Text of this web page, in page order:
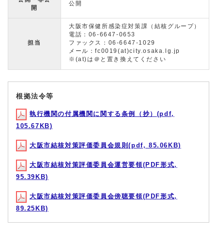
開
公開
担当
大阪市保健所感染症対策課（結核グループ）
電話：06-6647-0653
ファックス：06-6647-1029
メール：fc0019(at)city.osaka.lg.jp
※(at)は＠と置き換えてください
根拠法令等
執行機関の付属機関に関する条例（抄）(pdf,
105.67KB)
大阪市結核対策評価委員会規則(pdf, 85.06KB)
大阪市結核対策評価委員会運営要領(PDF形式,
95.39KB)
大阪市結核対策評価委員会傍聴要領(PDF形式,
89.25KB)